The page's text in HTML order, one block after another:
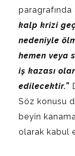
paragrafında
kalp krizi
nedeniyle
hemen veya
iş kazası
edilecektir.”
Söz konusu
beyin
olarak kabul